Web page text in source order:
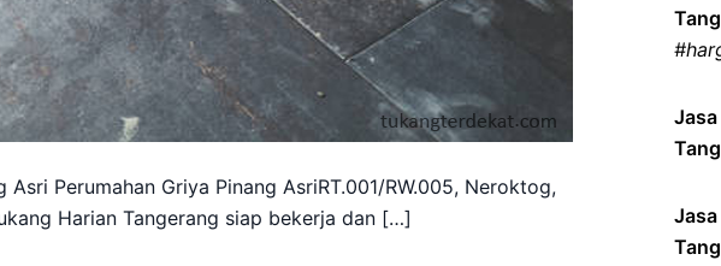
Perumahan Griya Pinang AsriRT.001/RW.005, Neroktog,
Harian Tangerang siap bekerja dan […]